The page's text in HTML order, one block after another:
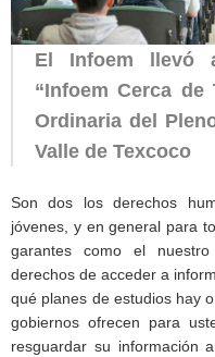
El Infoem llevó
“Infoem Cerca
Ordinaria del
Valle de Texcoco
Son dos los derechos
jóvenes, y en general para
garantes como el
derechos de acceder a
qué planes de estudios hay
gobiernos ofrecen para
resguardar su información